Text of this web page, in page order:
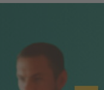
STADTTEILARBEIT